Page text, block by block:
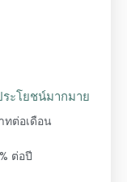
ะโยชน์มากมาย
ทต่อเดือน
ต่อปี